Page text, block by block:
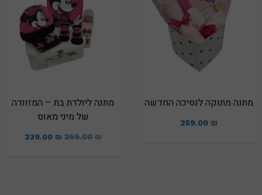
מתנה מתוקה לנסיכה החדשה
259.00 ₪
מתנה ליולדת בת – המזוודה
של מיני מאוס
259.00₪
239.00 ₪